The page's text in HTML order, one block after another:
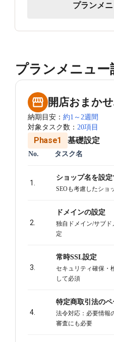
プランメ
プランメニュー
開店おまか
納期目安：約1～2週間
対象タスク数： 20項目
Phase1 基礎設定
No. タスク名
1.
ショップ名を設定
SEOも考慮したショ
2.
ドメインの設定
独自ドメイン/サブ
定
3.
常時SSL設定
セキュリティ確保・
して必須
4.
特定商取引法の
法令対応：必要情報
審査にも必要